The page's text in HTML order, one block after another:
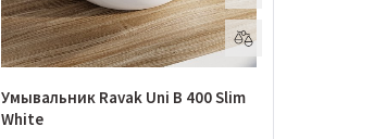
Умывальник Ravak Uni B 400 Slim
White